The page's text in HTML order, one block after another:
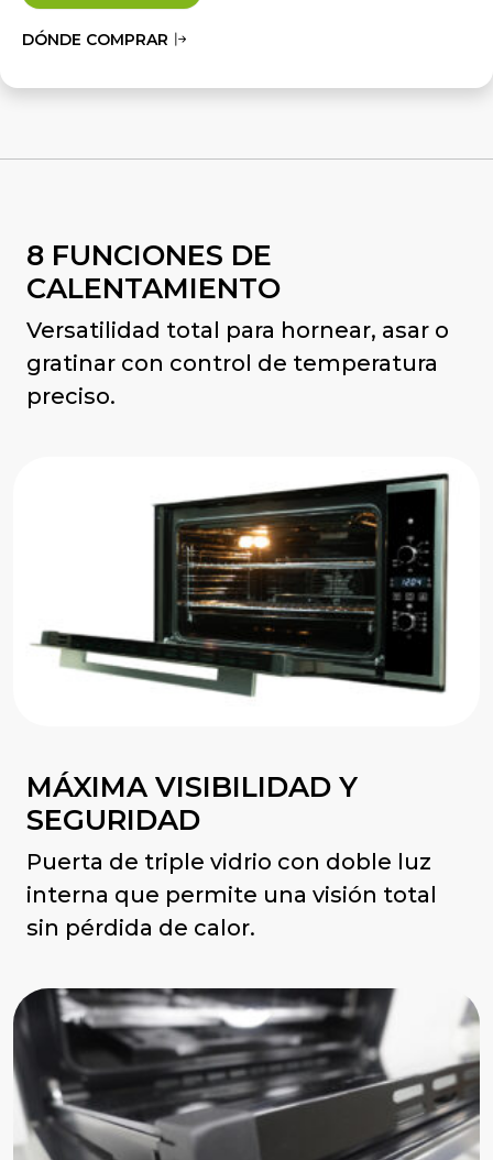
DÓNDE COMPRAR
8 FUNCIONES DE
CALENTAMIENTO
Versatilidad total para hornear, asar o
gratinar con control de temperatura
preciso.
MÁXIMA VISIBILIDAD Y
SEGURIDAD
Puerta de triple vidrio con doble luz
interna que permite una visión total
sin pérdida de calor.